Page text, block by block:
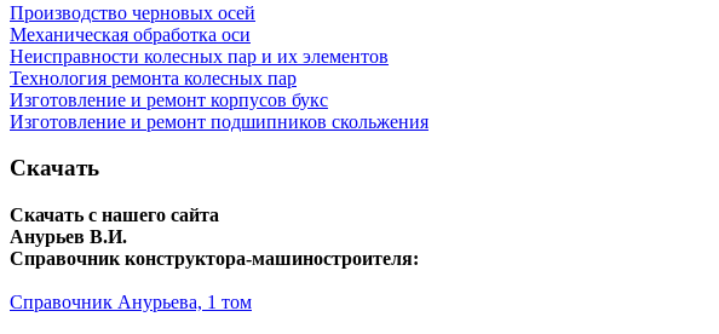
Производство черновых осей
Механическая обработка оси
Неисправности колесных пар и их элементов
Технология ремонта колесных пар
Изготовление и ремонт корпусов букс
Изготовление и ремонт подшипников скольжения
Скачать
Скачать с нашего сайта
Анурьев В.И.
Справочник конструктора-машиностроителя:
Справочник Анурьева, 1 том